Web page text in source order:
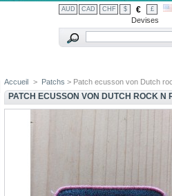
AUD CAD CHF $ € £
Devises
Accueil > Patchs > Patch ecusson von Dutch
PATCH ECUSSON VON DUTCH ROCK